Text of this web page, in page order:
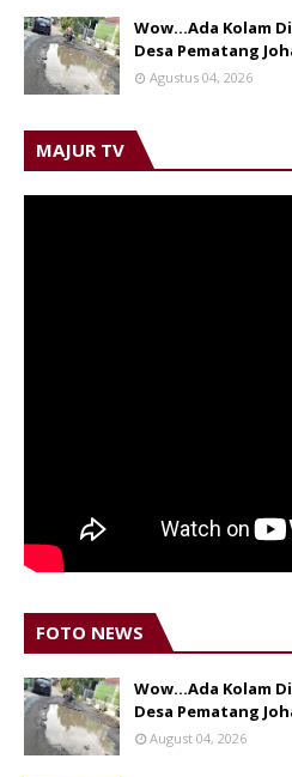
Wow...Ada Kolam
Desa Pematang
Agustus 04, 2026
MAJUR TV
FOTO NEWS
Wow...Ada Kolam
Desa Pematang
August 04, 2026